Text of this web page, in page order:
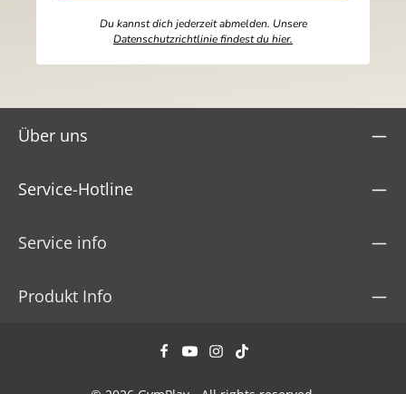
Du kannst dich jederzeit abmelden. Unsere
Datenschutzrichtlinie findest du hier.
Über uns
Service-Hotline
Service info
Produkt Info